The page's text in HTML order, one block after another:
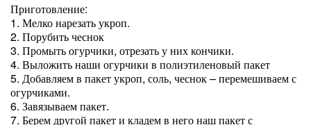
Приготовление:
1. Мелко нарезать укроп.
2. Порубить чеснок
3. Промыть огурчики, отрезать у них кончики.
4. Выложить наши огурчики в полиэтиленовый пакет
5. Добавляем в пакет укроп, соль, чеснок – перемешиваем с
огурчиками.
6. Завязываем пакет.
7. Берем другой пакет и кладем в него наш пакет с